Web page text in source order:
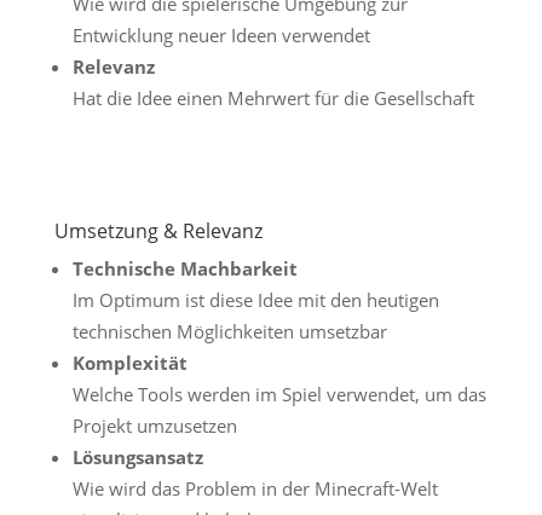
Entwicklung neuer Ideen verwendet
Relevanz
Hat die Idee einen Mehrwert für die Gesellschaft
Umsetzung & Relevanz
Technische Machbarkeit
Im Optimum ist diese Idee mit den heutigen
technischen Möglichkeiten umsetzbar
Komplexität
Welche Tools werden im Spiel verwendet, um das
Projekt umzusetzen
Lösungsansatz
Wie wird das Problem in der Minecraft-Welt